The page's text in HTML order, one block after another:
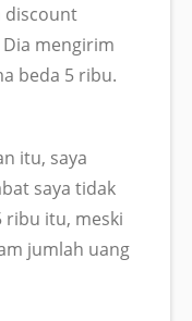
discount
mengirim
beda 5 ribu.
itu, saya
saya tidak
ribu itu, meski
jumlah uang